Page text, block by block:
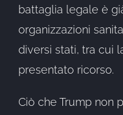
battaglia legale è
organizzazioni
diversi stati, tra cui
presentato ricorso.
Ciò che Trump non